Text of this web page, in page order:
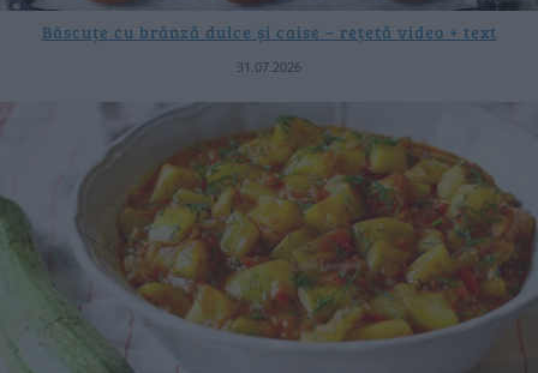
Băscuțe cu brânză dulce și caise – rețetă video + text
31.07.2026